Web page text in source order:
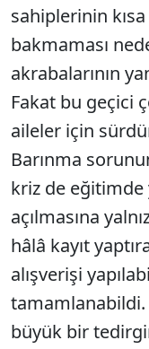
sahiplerinin
bakmaması
akrabalarının
Fakat bu geçici
aileler için
Barınma
kriz de eğitimde
açılmasına
hâlâ kayıt
alışverişi
tamamlanabildi.
büyük bir